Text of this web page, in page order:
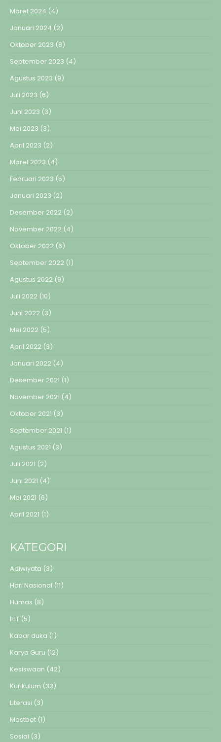
Maret 2024 (4)
Januari 2024 (2)
Oktober 2023 (8)
September 2023 (4)
Agustus 2023 (9)
Juli 2023 (6)
Juni 2023 (3)
Mei 2023 (3)
April 2023 (2)
Maret 2023 (4)
Februari 2023 (5)
Januari 2023 (2)
Desember 2022 (2)
November 2022 (4)
Oktober 2022 (6)
September 2022 (1)
Agustus 2022 (9)
Juli 2022 (10)
Juni 2022 (3)
Mei 2022 (5)
April 2022 (3)
Januari 2022 (4)
Desember 2021 (1)
November 2021 (4)
Oktober 2021 (3)
September 2021 (1)
Agustus 2021 (3)
Juli 2021 (2)
Juni 2021 (4)
Mei 2021 (6)
April 2021 (1)
KATEGORI
Adiwiyata (3)
Hari Nasional (11)
Humas (8)
IHT (5)
Kabar duka (1)
Karya Guru (12)
Kesiswaan (42)
Kurikulum (33)
Literasi (3)
Mostbet (1)
Sosial (3)